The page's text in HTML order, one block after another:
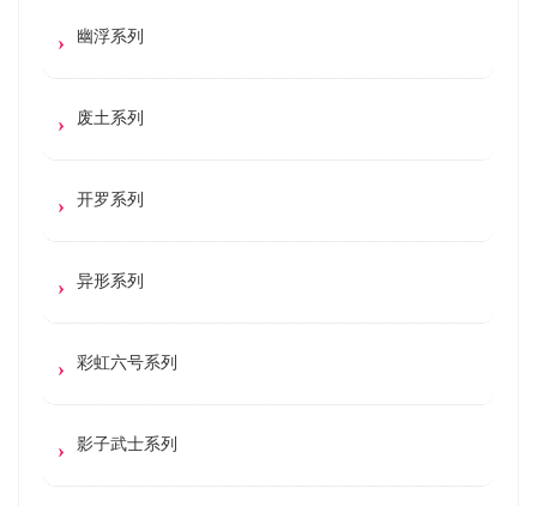
幽浮系列
废土系列
开罗系列
异形系列
彩虹六号系列
影子武士系列